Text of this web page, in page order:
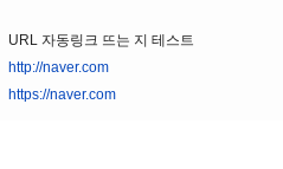
URL 자동링크 뜨는 지 테스트
http://naver.com
https://naver.com